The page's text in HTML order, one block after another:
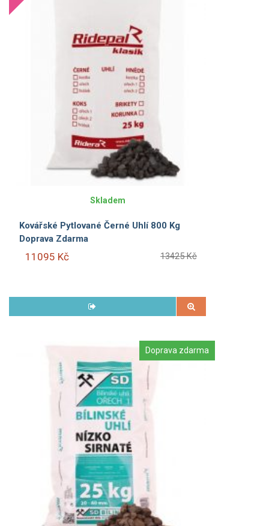
Skladem
Kovářské Pytlované Černé Uhlí 800 Kg
Doprava Zdarma
13425 Kč
11095 Kč
Doprava zdarma